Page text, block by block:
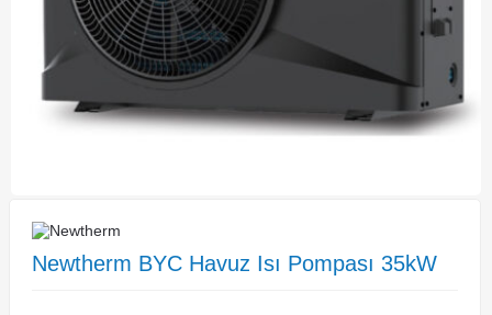
Newtherm BYC Havuz Isı Pompası 35kW